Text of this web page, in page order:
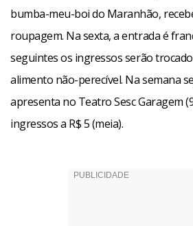
bumba-meu-boi do Maranhão,
roupagem. Na sexta, a entrada é
seguintes os ingressos serão
alimento não-perecível. Na semana
apresenta no Teatro Sesc Garagem
ingressos a R$ 5 (meia).